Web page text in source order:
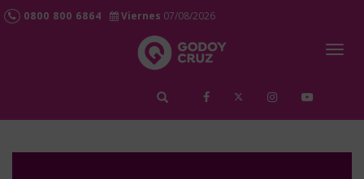
0800 800 6864 Viernes 07/08/2026